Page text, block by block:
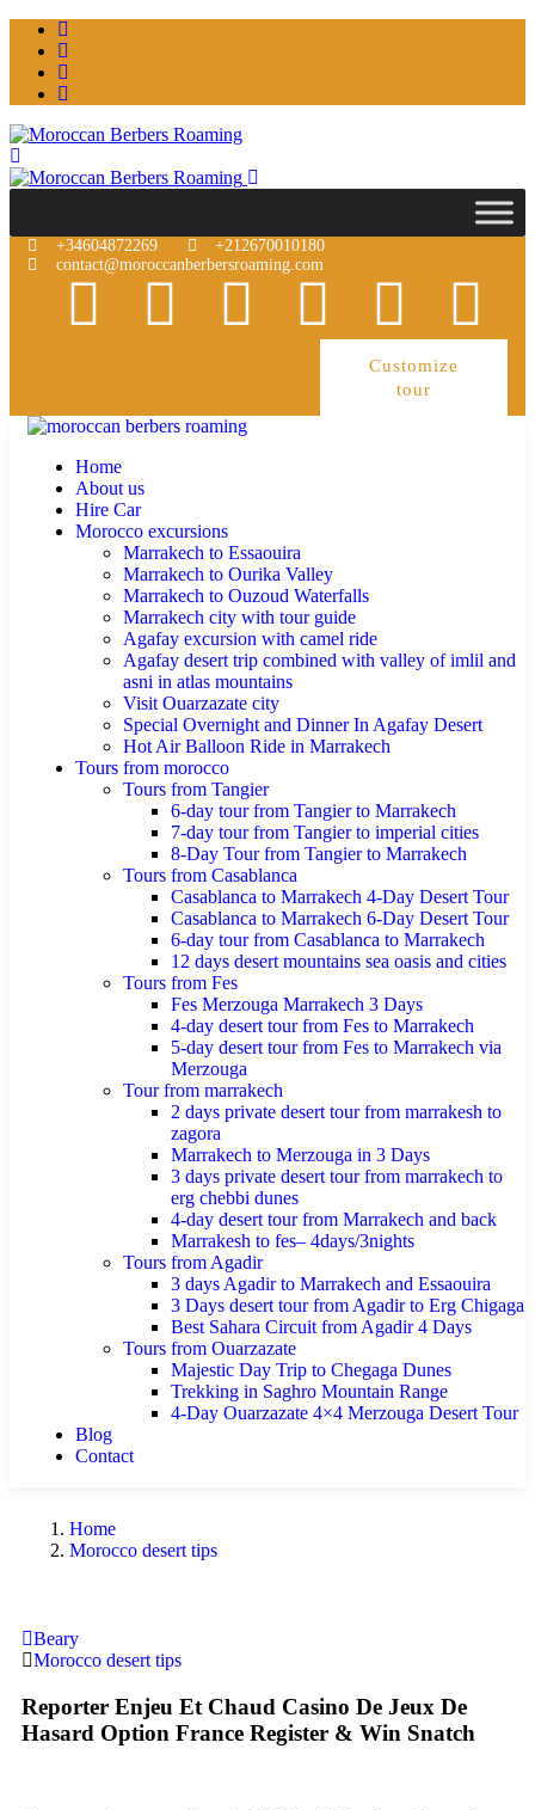
+34604872269
+212670010180
contact@moroccanberbersroaming.com
Customize
tour
Home
About us
Hire Car
Morocco excursions
Marrakech to Essaouira
Marrakech to Ourika Valley
Marrakech to Ouzoud Waterfalls
Marrakech city with tour guide
Agafay excursion with camel ride
Agafay desert trip combined with valley of imlil and
asni in atlas mountains
Visit Ouarzazate city
Special Overnight and Dinner In Agafay Desert
Hot Air Balloon Ride in Marrakech
Tours from morocco
Tours from Tangier
6-day tour from Tangier to Marrakech
7-day tour from Tangier to imperial cities
8-Day Tour from Tangier to Marrakech
Tours from Casablanca
Casablanca to Marrakech 4-Day Desert Tour
Casablanca to Marrakech 6-Day Desert Tour
6-day tour from Casablanca to Marrakech
12 days desert mountains sea oasis and cities
Tours from Fes
Fes Merzouga Marrakech 3 Days
4-day desert tour from Fes to Marrakech
5-day desert tour from Fes to Marrakech via
Merzouga
Tour from marrakech
2 days private desert tour from marrakesh to
zagora
Marrakech to Merzouga in 3 Days
3 days private desert tour from marrakech to
erg chebbi dunes
4-day desert tour from Marrakech and back
Marrakesh to fes– 4days/3nights
Tours from Agadir
3 days Agadir to Marrakech and Essaouira
3 Days desert tour from Agadir to Erg Chigaga
Best Sahara Circuit from Agadir 4 Days
Tours from Ouarzazate
Majestic Day Trip to Chegaga Dunes
Trekking in Saghro Mountain Range
4-Day Ouarzazate 4×4 Merzouga Desert Tour
Blog
Contact
Home
Morocco desert tips
Beary
Morocco desert tips
Reporter Enjeu Et Chaud Casino De Jeux De
Hasard Option France Register & Win Snatch